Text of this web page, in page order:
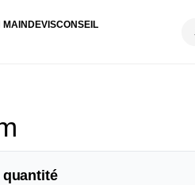
MAIN DEVISCONSEIL
quantité